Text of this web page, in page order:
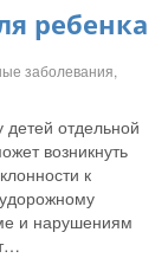
ребенка
заболевания,
отдельной
возникнуть
к
и нарушениям